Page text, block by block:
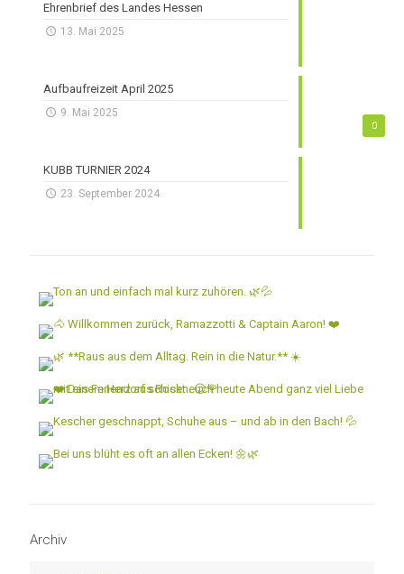
Ehrenbrief des Landes Hessen
13. Mai 2025
0
Aufbaufreizeit April 2025
9. Mai 2025
KUBB TURNIER 2024
23. September 2024
Archiv